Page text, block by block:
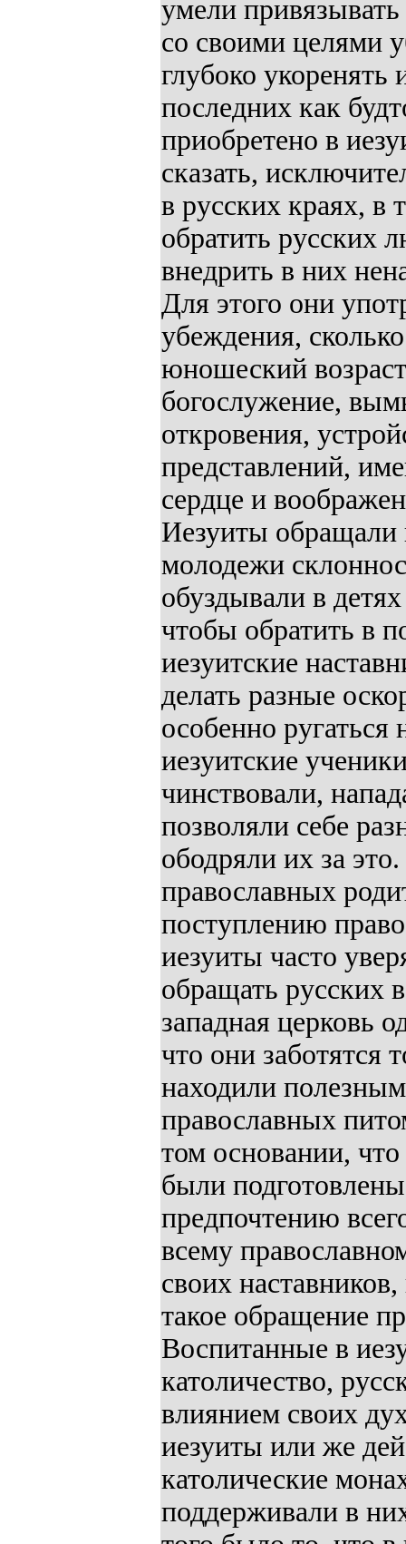
умели
со своими целями
глубоко
последних как
приобретено в
сказать,
в русских краях, в
обратить русских
внедрить в них
Для этого они
убеждения,
юношеский
богослужение,
откровения,
представлений,
сердце и
Иезуиты обращали
молодежи
обуздывали в
чтобы обратить в
иезуитские
делать разные
особенно
иезуитские
чинствовали,
позволяли себе
ободряли их за
православных
поступлению
иезуиты часто
обращать русских
западная церковь
что они заботятся
находили
православных
том основании,
были
предпочтению
всему
своих
такое обращение
Воспитанные в
католичество,
влиянием своих
иезуиты или же
католические
поддерживали в